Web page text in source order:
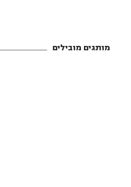
מותגים מובילים